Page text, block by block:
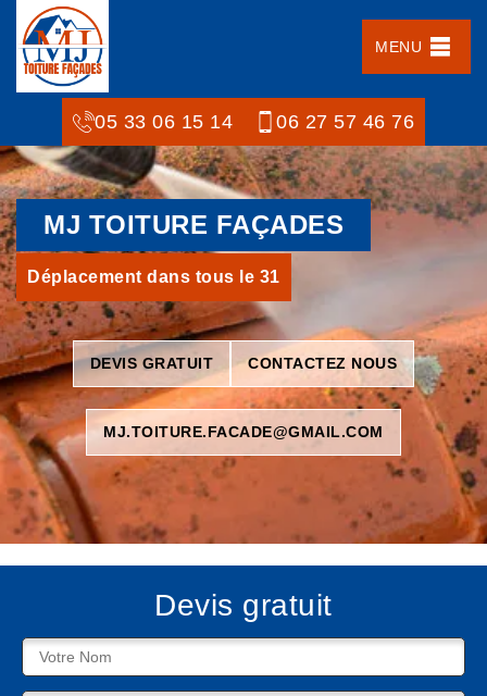
MENU
05 33 06 15 14 06 27 57 46 76
MJ TOITURE FAÇADES
Déplacement dans tous le 31
DEVIS GRATUIT CONTACTEZ NOUS
MJ.TOITURE.FACADE@GMAIL.COM
Devis gratuit